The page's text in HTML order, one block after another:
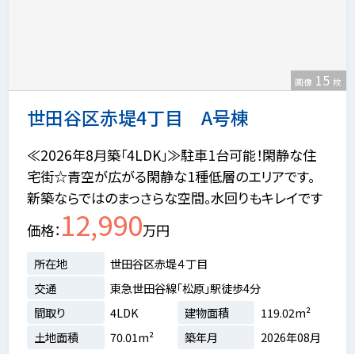
世田谷区赤堤4丁目 A号棟
画像 15 枚
≪2026年8月築「4LDK」≫駐車1台可能！閑静な住
宅街☆青空が広がる閑静な1種低層のエリアです。
新築ならではのまっさらな空間。水回りもキレイです
価格 12,990万円
所在地
世田谷区赤堤４丁目
交通
東急世田谷線「松原」駅徒歩4分
間取り
4LDK 建物面積
119.02m²
土地面積
70.01m² 築年月 2026年08月